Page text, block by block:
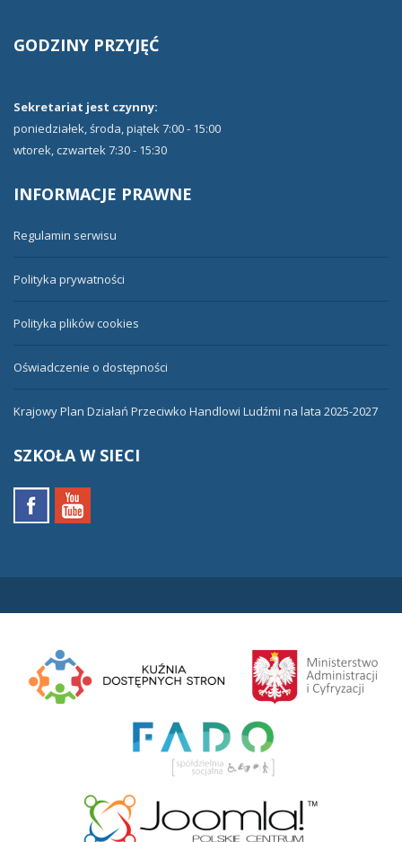
GODZINY PRZYJĘĆ
Sekretariat jest czynny:
poniedziałek, środa, piątek 7:00 - 15:00
wtorek, czwartek 7:30 - 15:30
INFORMACJE PRAWNE
Regulamin serwisu
Polityka prywatności
Polityka plików cookies
Oświadczenie o dostępności
Krajowy Plan Działań Przeciwko Handlowi Ludźmi na lata 2025-2027
SZKOŁAW SIECI